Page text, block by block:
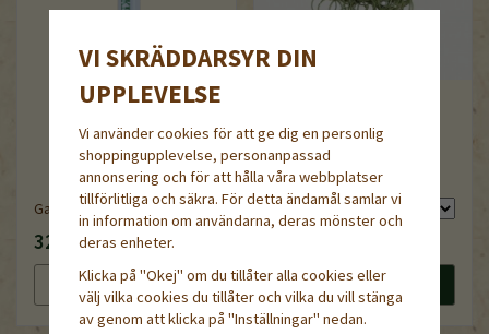
Garden Marker Artline
32 kr
Läs mer Köp nu
Uppbindningsringar 22 mm
Läs mer
VI SKRÄDDARSYR DIN
UPPLEVELSE
Vi använder cookies för att ge dig en personlig
shoppingupplevelse, personanpassad
annonsering och för att hålla våra webbplatser
tillförlitliga och säkra. För detta ändamål samlar vi
in information om användarna, deras mönster och
deras enheter.
Klicka på "Okej" om du tillåter alla cookies eller
välj vilka cookies du tillåter och vilka du vill stänga
av genom att klicka på "Inställningar" nedan.